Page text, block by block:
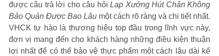
được câu trả lời cho câu hỏiLạp Xưởng Hút Chân Không
Bảo Quản Được Bao Lâu một cách rõ ràng và chi tiết nhất.
VHCK tự hào là thương hiệu top đầu trong lĩnh vực này,
đơn vị mang đến cho khách hàng những điều kiện thuận
lợi nhất để có thể bảo vệ thực phẩm một cách lâu dài kể